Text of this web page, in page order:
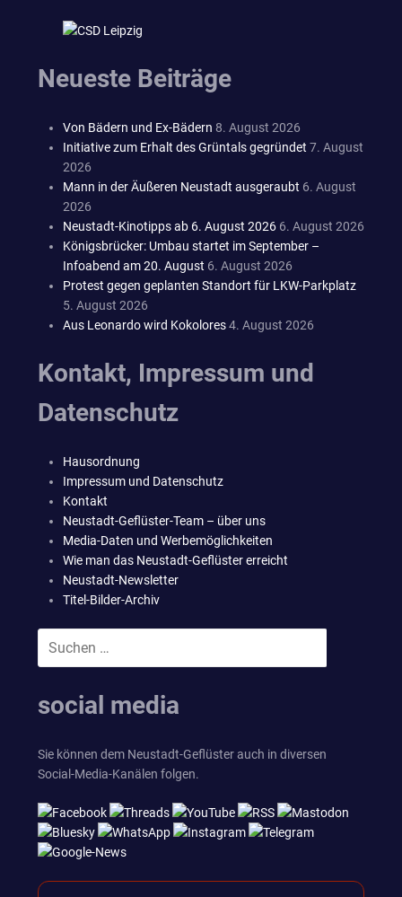
Neueste Beiträge
Von Bädern und Ex-Bädern 8. August 2026
Initiative zum Erhalt des Grüntals gegründet 7. August
2026
Mann in der Äußeren Neustadt ausgeraubt 6. August
2026
Neustadt-Kinotipps ab 6. August 2026 6. August 2026
Königsbrücker: Umbau startet im September –
Infoabend am 20. August 6. August 2026
Protest gegen geplanten Standort für LKW-Parkplatz
5. August 2026
Aus Leonardo wird Kokolores4. August 2026
Kontakt, Impressum und
Datenschutz
Hausordnung
Impressum und Datenschutz
Kontakt
Neustadt-Geflüster-Team – über uns
Media-Daten und Werbemöglichkeiten
Wie man das Neustadt-Geflüster erreicht
Neustadt-Newsletter
Titel-Bilder-Archiv
social media
Sie können dem Neustadt-Geflüster auch in diversen
Social-Media-Kanälen folgen.